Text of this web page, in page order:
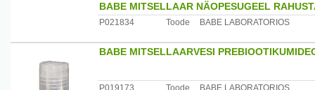
BABE MITSELLAAR NÄOPESUGEEL
P021834 Toode BABE LABORATORIOS
BABE MITSELLAARVESI
P019173 Toode BABE LABORATORIOS